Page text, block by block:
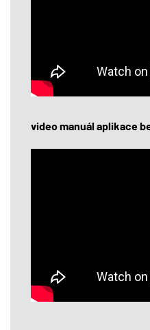
video manuál aplikace